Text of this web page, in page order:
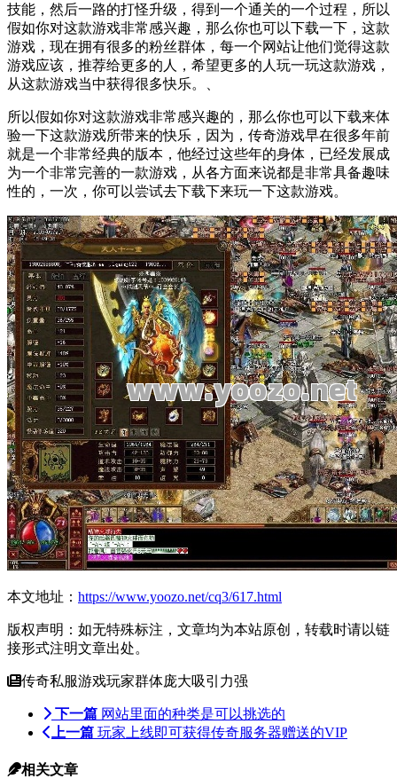
技能，然后一路的打怪升级，得到一个通关的一个过程，所以
假如你对这款游戏非常感兴趣，那么你也可以下载一下，这款
游戏，现在拥有很多的粉丝群体，每一个网站让他们觉得这款
游戏应该，推荐给更多的人，希望更多的人玩一玩这款游戏，
从这款游戏当中获得很多快乐。、
所以假如你对这款游戏非常感兴趣的，那么你也可以下载来体
验一下这款游戏所带来的快乐，因为，传奇游戏早在很多年前
就是一个非常经典的版本，他经过这些年的身体，已经发展成
为一个非常完善的一款游戏，从各方面来说都是非常具备趣味
性的，一次，你可以尝试去下载下来玩一下这款游戏。
本文地址： https://www.yoozo.net/cq3/617.html
版权声明：如无特殊标注，文章均为本站原创，转载时请以链
接形式注明文章出处。
传奇私服游戏玩家群体庞大吸引力强
下一篇 网站里面的种类是可以挑选的
上一篇 玩家上线即可获得传奇服务器赠送的VIP
相关文章